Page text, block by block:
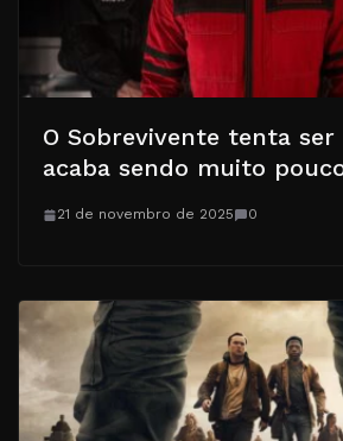
O Sobrevivente tenta
acaba sendo muito
21 de novembro de 2025 0